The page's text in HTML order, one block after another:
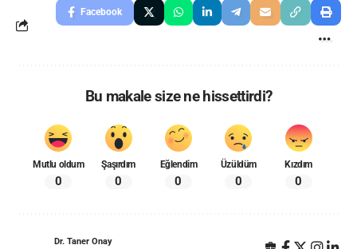
Facebook
Bu makale size ne hissettirdi?
Mutlu oldum
0
Şaşırdım
0
Eğlendim
0
Üzüldüm
0
Kızdım
0
Dr. Taner Onay